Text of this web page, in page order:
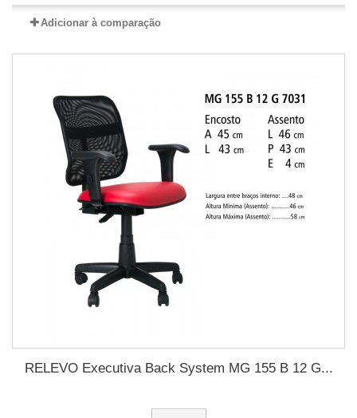
Adicionar à comparação
RELEVO Executiva Back System MG 155 B 12 G...